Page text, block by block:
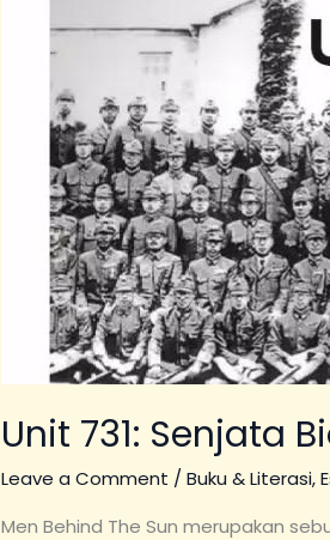
Unit 731: Senjata
Leave a Comment /Buku & Literasi,
Men Behind The Sun merupakan